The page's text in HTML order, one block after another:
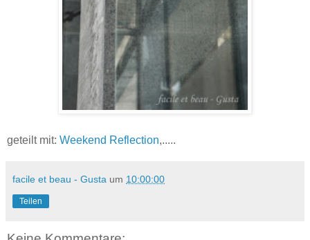
geteilt mit: Weekend Reflection,.....
facile et beau - Gusta um 10:00:00
Teilen